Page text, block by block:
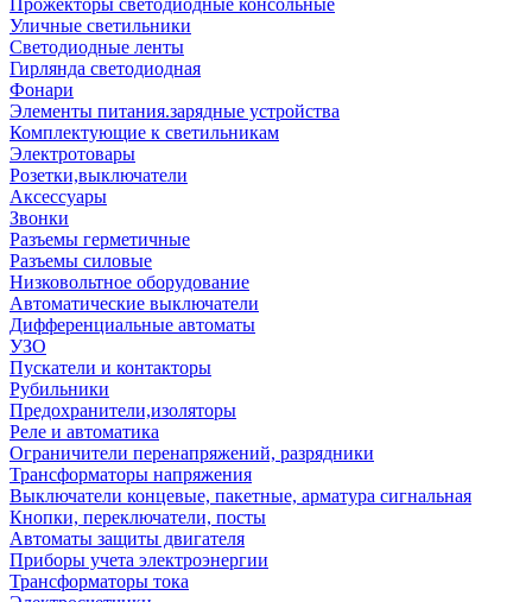
Прожекторы светодиодные консольные
Уличные светильники
Светодиодные ленты
Гирлянда светодиодная
Фонари
Элементы питания.зарядные устройства
Комплектующие к светильникам
Электротовары
Розетки,выключатели
Аксессуары
Звонки
Разъемы герметичные
Разъемы силовые
Низковольтное оборудование
Автоматические выключатели
Дифференциальные автоматы
УЗО
Пускатели и контакторы
Рубильники
Предохранители,изоляторы
Реле и автоматика
Ограничители перенапряжений, разрядники
Трансформаторы напряжения
Выключатели концевые, пакетные, арматура сигнальная
Кнопки, переключатели, посты
Автоматы защиты двигателя
Приборы учета электроэнергии
Трансформаторы тока